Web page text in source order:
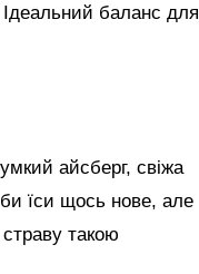
Ідеальний баланс для
айсберг, свіжа
їси щось нове, але
такою